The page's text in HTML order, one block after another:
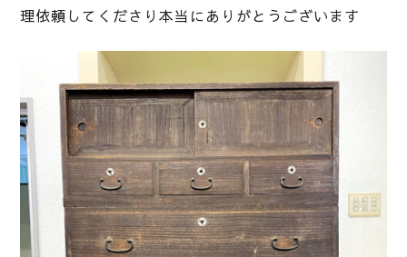
理依頼してくださり本当にありがとうございます